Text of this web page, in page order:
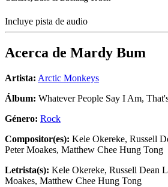
Incluye pista de audio
Acerca de Mardy Bum
Artista: Arctic Monkeys
Álbum: Whatever People Say I Am,
Género: Rock
Compositor(es): Kele Okereke, Russell
Peter Moakes, Matthew Chee Hung Tong
Letrista(s): Kele Okereke, Russell Dean
Moakes, Matthew Chee Hung Tong